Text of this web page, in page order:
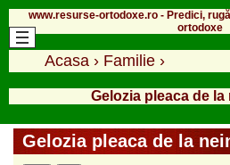
www.resurse-ortodoxe.ro - Predici,
ortodoxe
Acasa › Familie ›
Gelozia pleaca de
Gelozia pleaca de la